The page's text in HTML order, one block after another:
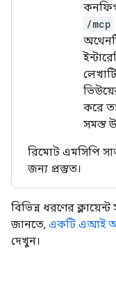
/mcp
করে
সমস্ত
রিমোট এমসিপি
জন্য প্রস্তুত।
বিভিন্ন ধরণের
জানতে, একটি এআই
দেখুন।